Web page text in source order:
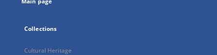
Collections
Cultural Heritage